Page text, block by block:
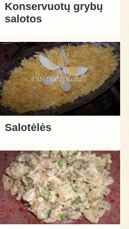
Konservuotų grybų
salotos
Salotėlės